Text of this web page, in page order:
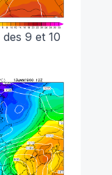
des 9 et 10